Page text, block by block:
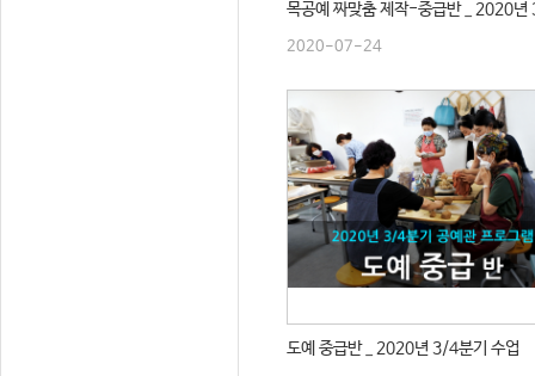
2020-07-24
도예 중급반 _ 2020년 3/4분기 수업